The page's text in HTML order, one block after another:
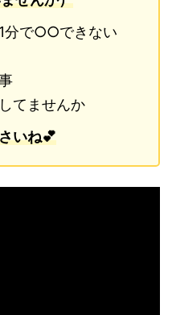
分で○○できない
てませんか
いね💕